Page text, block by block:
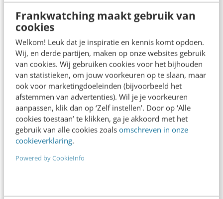
Frankwatching maakt gebruik van
cookies
Welkom! Leuk dat je inspiratie en kennis komt opdoen.
Wij, en derde partijen, maken op onze websites gebruik
van cookies. Wij gebruiken cookies voor het bijhouden
van statistieken, om jouw voorkeuren op te slaan, maar
ook voor marketingdoeleinden (bijvoorbeeld het
afstemmen van advertenties). Wil je je voorkeuren
aanpassen, klik dan op ‘Zelf instellen’. Door op ‘Alle
cookies toestaan’ te klikken, ga je akkoord met het
gebruik van alle cookies zoals omschreven in onze
cookieverklaring.
Powered by CookieInfo
Adverteren
Contact
Nieuwsbrieven
Over ons
Ons team
Werken bij
Whitepapers